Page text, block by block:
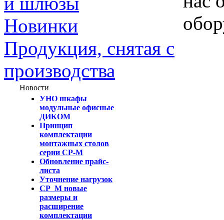
Новинки
Продукция, снятая с
производства
Новости
УНО шкафы
модульные офисные
ДИКОМ
Принцип
комплектации
монтажных столов
серии СР-М
Обновление прайс-
листа
Уточнение нагрузок
СР_М новые
размеры и
расширение
комплектации